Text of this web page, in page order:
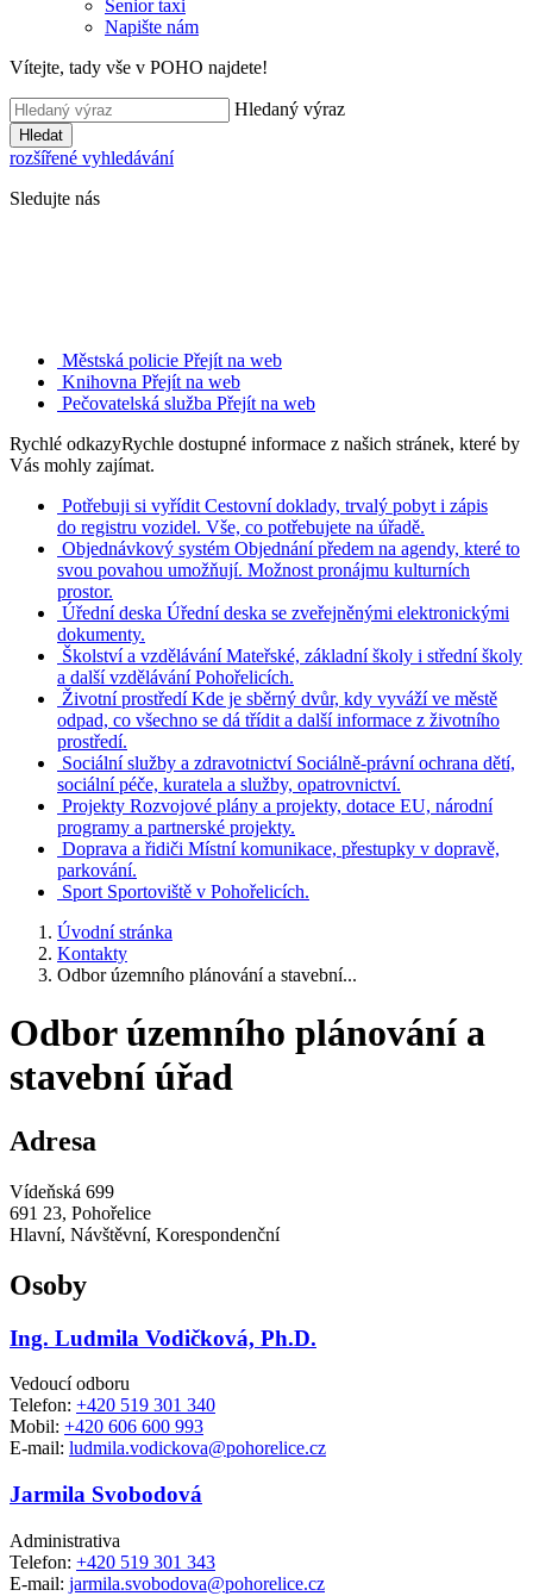
Senior taxi
Napište nám
Vítejte, tady vše v POHO najdete!
Hledaný výraz
Hledat
rozšířené vyhledávání
Sledujte nás
Městská policie Přejít na web
Knihovna Přejít na web
Pečovatelská služba Přejít na web
Rychlé odkazyRychle dostupné informace z našich stránek, které by
Vás mohly zajímat.
Potřebuji si vyřídit Cestovní doklady, trvalý pobyt i zápis
do registru vozidel. Vše, co potřebujete na úřadě.
Objednávkový systém Objednání předem na agendy, které to
svou povahou umožňují. Možnost pronájmu kulturních
prostor.
Úřední deska Úřední deska se zveřejněnými elektronickými
dokumenty.
Školství a vzdělávání Mateřské, základní školy i střední školy
a další vzdělávání Pohořelicích.
Životní prostředí Kde je sběrný dvůr, kdy vyváží ve městě
odpad, co všechno se dá třídit a další informace z životního
prostředí.
Sociální služby a zdravotnictví Sociálně-právní ochrana dětí,
sociální péče, kuratela a služby, opatrovnictví.
Projekty Rozvojové plány a projekty, dotace EU, národní
programy a partnerské projekty.
Doprava a řidiči Místní komunikace, přestupky v dopravě,
parkování.
Sport Sportoviště v Pohořelicích.
Úvodní stránka
Kontakty
Odbor územního plánování a stavební...
Odbor územního plánování a
stavební úřad
Adresa
Vídeňská 699
691 23, Pohořelice
Hlavní, Návštěvní, Korespondenční
Osoby
Ing. Ludmila Vodičková, Ph.D.
Vedoucí odboru
Telefon: +420 519 301 340
Mobil: +420 606 600 993
E-mail: ludmila.vodickova@pohorelice.cz
Jarmila Svobodová
Administrativa
Telefon: +420 519 301 343
E-mail: jarmila.svobodova@pohorelice.cz